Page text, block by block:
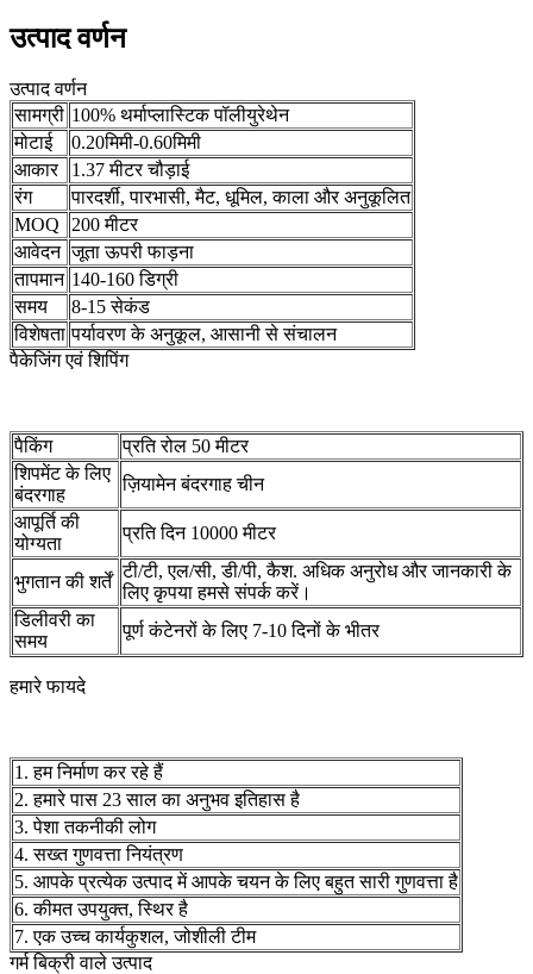
उत्पाद वर्णन
उत्पाद वर्णन
सामग्री 100% थर्माप्लास्टिक पॉलीयुरेथेन
मोटाई
0.20मिमी-0.60मिमी
आकार
1.37 मीटर चौड़ाई
रंग
पारदर्शी, पारभासी, मैट, धूमिल, काला और अनुकूलित
MOQ
200 मीटर
आवेदन जूता ऊपरी फाड़ना
तापमान 140-160 डिग्री
समय
8-15 सेकंड
विशेषता पर्यावरण के अनुकूल, आसानी से संचालन
पैकेजिंग एवं शिपिंग
पैकिंग
प्रति रोल 50 मीटर
शिपमेंट के लिए
बंदरगाह
ज़ियामेन बंदरगाह चीन
आपूर्ति की
योग्यता
प्रति दिन 10000 मीटर
भुगतान की शर्तें
टी/टी, एल/सी, डी/पी, कैश. अधिक अनुरोध और जानकारी के
लिए कृपया हमसे संपर्क करें।
डिलीवरी का
समय
पूर्ण कंटेनरों के लिए 7-10 दिनों के भीतर
हमारे फायदे
1. हम निर्माण कर रहे हैं
2. हमारे पास 23 साल का अनुभव इतिहास है
3. पेशा तकनीकी लोग
4. सख्त गुणवत्ता नियंत्रण
5. आपके प्रत्येक उत्पाद में आपके चयन के लिए बहुत सारी गुणवत्ता है
6. कीमत उपयुक्त, स्थिर है
7. एक उच्च कार्यकुशल, जोशीली टीम
गर्म बिक्री वाले उत्पाद